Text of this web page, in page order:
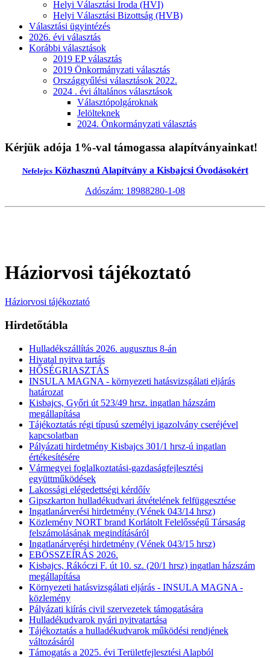
Helyi Választási Iroda (HVI)
Helyi Választási Bizottság (HVB)
Választási ügyintézés
2026. évi választás
Korábbi választások
2019 EP választás
2019 Önkormányzati választás
Országgyűlési választások 2022.
2024 . évi általános választások
Választópolgároknak
Jelölteknek
2024. Önkormányzati választás
Kérjük adója 1%-val támogassa alapítványainkat!
NefelejcsKözhasznú Alapítvány a Kisbajcsi Óvodásokért
Adószám: 18988280-1-08
Háziorvosi tájékoztató
Háziorvosi tájékoztató
Hirdetőtábla
Hulladékszállítás 2026. augusztus 8-án
Hivatal nyitva tartás
HŐSÉGRIASZTÁS
INSULA MAGNA - környezeti hatásvizsgálati eljárás
határozat
Kisbajcs, Győri út 523/49 hrsz. ingatlan házszám
megállapítása
Tájékoztatás régi típusú személyi igazolvány cseréjével
kapcsolatban
Pályázati hirdetmény Kisbajcs 301/1 hrsz-ú ingatlan
értékesítésére
Vármegyei foglalkoztatási-gazdaságfejlesztési
együttműködések
Lakossági elégedettségi kérdőív
Gipszkarton hulladékudvari átvételének felfüggesztése
Ingatlanárverési hirdetmény (Vének 043/14 hrsz)
Közlemény NORT brand Korlátolt Felelősségű Társaság
felszámolásának megindításáról
Ingatlanárverési hirdetmény (Vének 043/15 hrsz)
EBÖSSZEÍRÁS 2026.
Kisbajcs, Rákóczi F. út 10. sz. (20/1 hrsz) ingatlan házszám
megállapítása
Környezeti hatásvizsgálati eljárás - INSULA MAGNA -
közlemény
Pályázati kiírás civil szervezetek támogatására
Hulladékudvarok nyári nyitvatartása
Tájékoztatás a hulladékudvarok működési rendjének
változásáról
Támogatás a 2025. évi Területfejlesztési Alapból